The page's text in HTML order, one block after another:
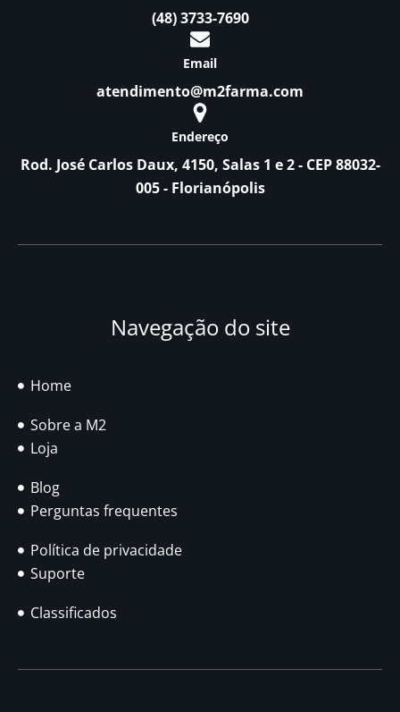
(48) 3733-7690
Email
atendimento@m2farma.com
Endereço
Rod. José Carlos Daux, 4150, Salas 1 e 2 - CEP 88032-
005 - Florianópolis
Navegação do site
Home
Sobre a M2
Loja
Blog
Perguntas frequentes
Política de privacidade
Suporte
Classificados